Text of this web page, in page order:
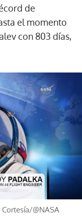
de
el momento
con 803 días,
Cortesía/@NASA